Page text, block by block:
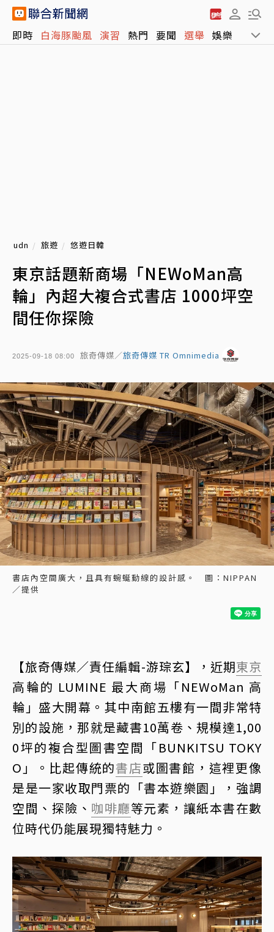
即時 白海豚颱風 演習 熱門 要聞 選舉 娛樂 運動
udn 旅遊 悠遊日韓
東京話題新商場「NEWoMan高
輪」內超大複合式書店 1000坪空
間任你探險
2025-09-18 08:00 旅奇傳媒／旅奇傳媒 TR Omnimedia
書店內空間廣大，且具有蜿蜒動線的設計感。 圖：NIPPAN
／提供
【旅奇傳媒／責任編輯-游琮玄】，近期東京
高輪的 LUMINE 最大商場「NEWoMan 高
輪」盛大開幕。其中南館五樓有一間非常特
別的設施，那就是藏書10萬卷、規模達1,00
0坪的複合型圖書空間「BUNKITSU TOKY
O」。比起傳統的書店或圖書館，這裡更像
是是一家收取門票的「書本遊樂園」，強調
空間、探險、 咖啡廳等元素，讓紙本書在數
位時代仍能展現獨特魅力。